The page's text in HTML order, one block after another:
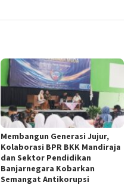
Membangun Generasi Jujur,
Kolaborasi BPR BKK Mandiraja
dan Sektor Pendidikan
Banjarnegara Kobarkan
Semangat Antikorupsi